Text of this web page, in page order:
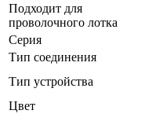
Подходит для
проволочного лотка
Серия
Тип соединения
Тип устройства
Цвет